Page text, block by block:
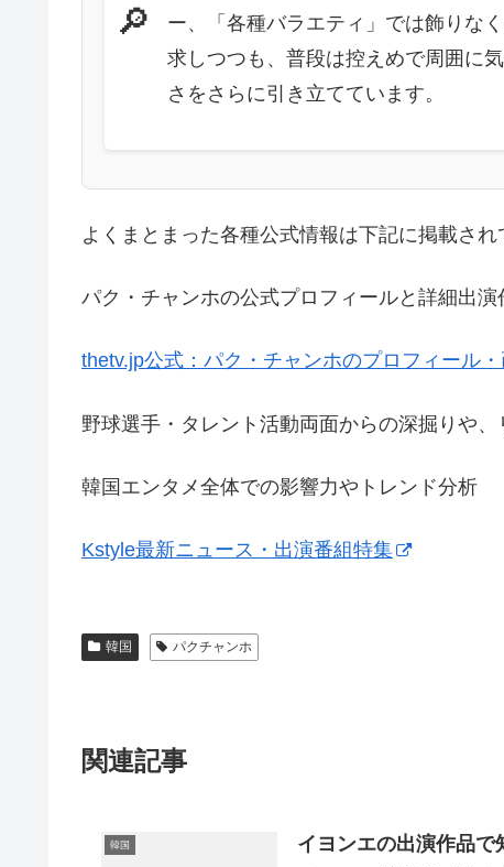
🔎
ー、「各種バラエティ」では飾りな
求しつつも、普段は控えめで周囲に
さをさらに引き立てています。
よくまとまった各種公式情報は下記に掲載さ
パク・チャンホの公式プロフィールと詳細出
thetv.jp公式：パク・チャンホのプロフィール
野球選手・タレント活動両面からの深掘りや
韓国エンタメ全体での影響力やトレンド分析
Kstyle最新ニュース・出演番組特集
韓国 パクチャンホ
関連記事
韓国 イヨンエの出演作品で